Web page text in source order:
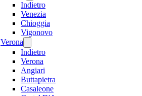
Indietro
Venezia
Chioggia
Vigonovo
Verona
Indietro
Verona
Angiari
Buttapietra
Casaleone